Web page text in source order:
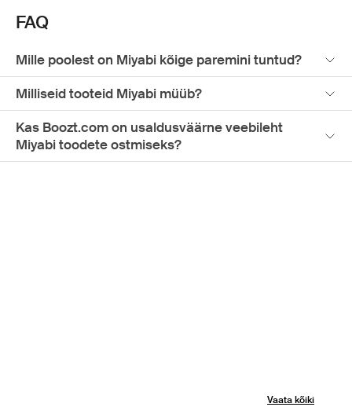
FAQ
Mille poolest on Miyabi kõige paremini tuntud?
Milliseid tooteid Miyabi müüb?
Kas Boozt.com on usaldusväärne veebileht
Miyabi toodete ostmiseks?
Vaata kõiki